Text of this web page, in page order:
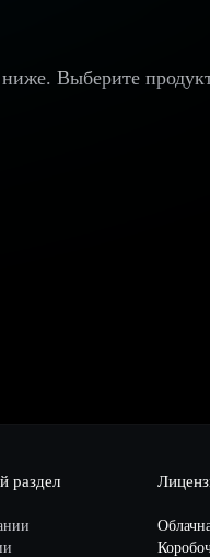
ниже. Выберите
раздел